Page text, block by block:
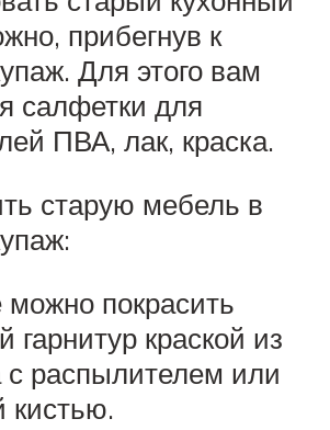
прибегнув к
Для этого вам
салфетки для
ПВА, лак, краска.
старую мебель в
можно покрасить
гарнитур краской из
с распылителем или
кистью.